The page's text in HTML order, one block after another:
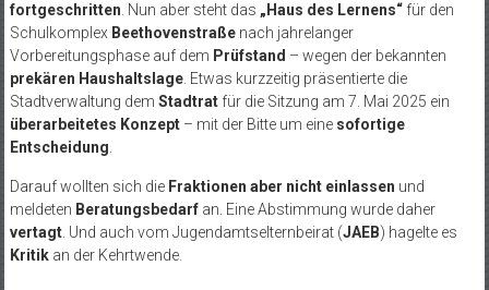
fortgeschritten. Nun aber steht das „Haus des Lernens“für den
Schulkomplex Beethovenstraßenach jahrelanger
Vorbereitungsphase auf dem Prüfstand – wegen der bekannten
prekären Haushaltslage. Etwas kurzzeitig präsentierte die
Stadtverwaltung dem Stadtratfür die Sitzung am 7. Mai 2025 ein
überarbeitetes Konzept– mit der Bitte um eine sofortige
Entscheidung.
Darauf wollten sich die Fraktionen aber nicht einlassen und
meldeten Beratungsbedarfan. Eine Abstimmung wurde daher
vertagt. Und auch vom Jugendamtselternbeirat (JAEB) hagelte es
Kritikan der Kehrtwende.